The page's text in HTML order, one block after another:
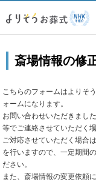
斎場情報の修
こちらのフォームはよりそ
ォームになります。
お問い合わせいただきまし
等でご連絡させていただく
ご対応させていただく場合
を行いますので、一定期間
ださい。
また、斎場情報の変更依頼